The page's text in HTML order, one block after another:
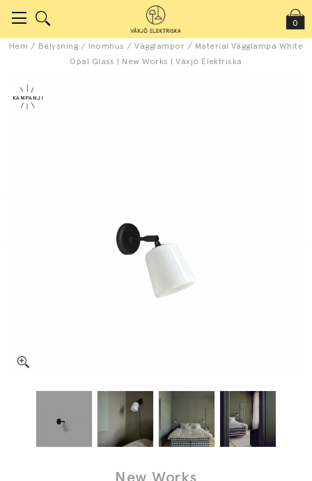
0
Hem / Belysning / Inomhus /Vägglampor / Material Vägglampa White
Opal Glass | New Works | Växjö Elektriska
New Works